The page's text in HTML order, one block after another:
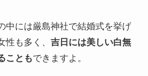
中には厳島神社で結婚式を挙げ
性も多く、 吉日には美しい白無
こともできますよ。